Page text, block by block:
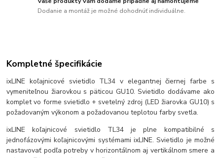
Dodanie a montáž je možné dohodnúť individuálne.
Kompletné špecifikácie
ixLINE koľajnicové svietidlo TL34 v elegantnej čiernej farbe s
vymeniteľnou žiarovkou s päticou GU10. Svietidlo dodávame ako
komplet vo forme svietidlo + svetelný zdroj (LED žiarovka GU10) s
požadovaným výkonom a požadovanou teplotou farby svetla.
ixLINE koľajnicové svietidlo TL34 je plne kompatibilné s
jednofázovými koľajnicovými systémami ixLINE. Svietidlo je možné
nastavovať podľa potreby v horizontálnom aj vertikálnom smere a